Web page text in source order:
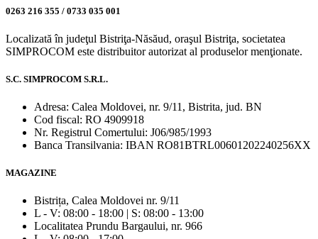
0263 216 355 / 0733 035 001
Localizată în judeţul Bistriţa-Năsăud, oraşul Bistriţa, societatea
SIMPROCOM este distribuitor autorizat al produselor menţionate.
S.C. SIMPROCOM S.R.L.
Adresa: Calea Moldovei, nr. 9/11, Bistrita, jud. BN
Cod fiscal: RO 4909918
Nr. Registrul Comertului: J06/985/1993
Banca Transilvania: IBAN RO81BTRL00601202240256XX
MAGAZINE
Bistrița, Calea Moldovei nr. 9/11
L - V: 08:00 - 18:00 | S: 08:00 - 13:00
Localitatea Prundu Bargaului, nr. 966